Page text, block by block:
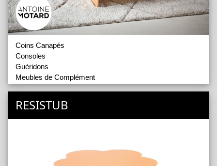
Coins Canapés
Consoles
Guéridons
Meubles de Complément
Meubles TV
Tables basses 2
RESISTUB